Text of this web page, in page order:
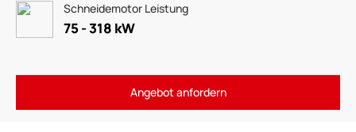
Schneidemotor Leistung
75 - 318 kW
Angebot anfordern